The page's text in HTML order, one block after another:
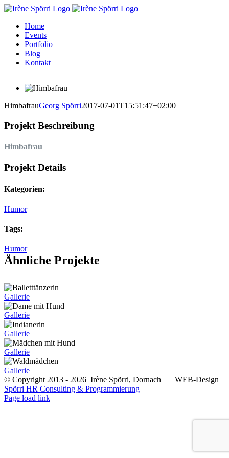
Zum
springenHome
Events
Portfolio
Blog
Kontakt
HimbafrauGeorg Spörri2017-07-01T15:51:47+02:00
Projekt Beschreibung
Himbafrau
Projekt Details
Kategorien:
Humor
Tags:
Humor
Ähnliche Projekte
Gallerie
Gallerie
Gallerie
Gallerie
Gallerie
© Copyright 2013 - 2026 Irène Spörri, Dornach | WEB-Design
Spörri HR Consulting & Programmierung
Facebook
Page load link